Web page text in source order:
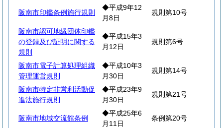
阪南市印鑑条例施行規則
◆平成9年12
月8日
規則第10号
阪南市認可地縁団体印鑑
の登録及び証明に関する
規則
◆平成15年3
月12日
規則第6号
阪南市電子計算処理組織
管理運営規則
◆平成10年3
月30日
規則第14号
阪南市特定非営利活動促
進法施行規則
◆平成23年9
月30日
規則第21号
阪南市地域交流館条例
◆平成25年6
月11日
条例第20号